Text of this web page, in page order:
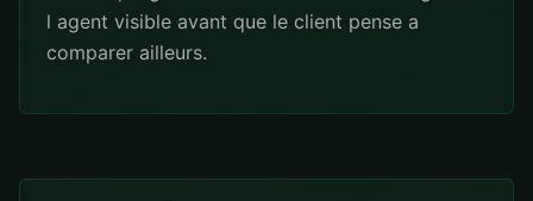
l agent visible avant que le client pense a
comparer ailleurs.